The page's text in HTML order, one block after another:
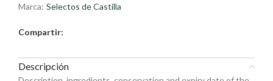
Marca: Selectos de Castilla
Compartir:
Descripción